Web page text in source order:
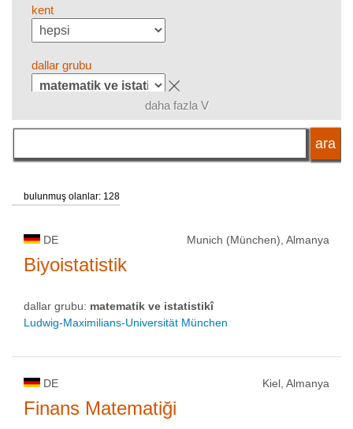
kent
dallar grubu
dil
daha fazla V
bulunmuş olanlar: 128
DE Munich (München), Almanya
Biyoistatistik
dallar grubu: matematik ve istatistikî
Ludwig-Maximilians-Universität München
DE Kiel, Almanya
Finans Matematiği